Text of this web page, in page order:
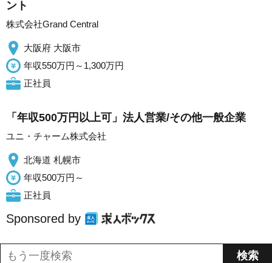
ント
株式会社Grand Central
大阪府 大阪市
年収550万円～1,300万円
正社員
「年収500万円以上可」法人営業/その他一般企業
ユニ・チャーム株式会社
北海道 札幌市
年収500万円～
正社員
Sponsored by